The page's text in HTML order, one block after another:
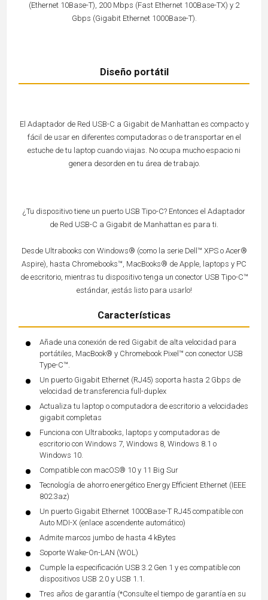
(Ethernet 10Base-T), 200 Mbps (Fast Ethernet 100Base-TX) y 2
Gbps (Gigabit Ethernet 1000Base-T).
Diseño portátil
El Adaptador de Red USB-C a Gigabit de Manhattan es compacto y
fácil de usar en diferentes computadoras o de transportar en el
estuche de tu laptop cuando viajas. No ocupa mucho espacio ni
genera desorden en tu área de trabajo.
¿Tu dispositivo tiene un puerto USB Tipo-C? Entonces el Adaptador
de Red USB-C a Gigabit de Manhattan es para ti.
Desde Ultrabooks con Windows® (como la serie Dell™ XPS o Acer®
Aspire), hasta Chromebooks™, MacBooks® de Apple, laptops y PC
de escritorio, mientras tu dispositivo tenga un conector USB Tipo-C™
estándar, ¡estás listo para usarlo!
Características
Añade una conexión de red Gigabit de alta velocidad para
portátiles, MacBook® y Chromebook Pixel™ con conector USB
Type-C™.
Un puerto Gigabit Ethernet (RJ45) soporta hasta 2 Gbps de
velocidad de transferencia full-duplex
Actualiza tu laptop o computadora de escritorio a velocidades
gigabit completas
Funciona con Ultrabooks, laptops y computadoras de
escritorio con Windows 7, Windows 8, Windows 8.1 o
Windows 10.
Compatible con macOS® 10 y 11 Big Sur
Tecnología de ahorro energético Energy Efficient Ethernet (IEEE
802.3az)
Un puerto Gigabit Ethernet 1000Base-T RJ45 compatible con
Auto MDI-X (enlace ascendente automático)
Admite marcos jumbo de hasta 4 kBytes
Soporte Wake-On-LAN (WOL)
Cumple la especificación USB 3.2 Gen 1 y es compatible con
dispositivos USB 2.0 y USB 1.1.
Tres años de garantía (*Consulte el tiempo de garantía en su